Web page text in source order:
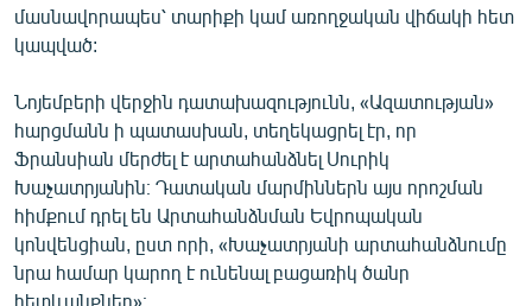
Русский
«Ազատության» բոլոր կայքերը
մասնավորապես՝ տարիքի կամ առողջական վիճակի հետ
կապված:
Նոյեմբերի վերջին դատախազությունն, «Ազատության»
հարցմանն ի պատասխան, տեղեկացրել էր, որ
Ֆրանսիան մերժել է արտահանձնել Սուրիկ
Խաչատրյանին։ Դատական մարմիններն այս որոշման
հիմքում դրել են Արտահանձնման Եվրոպական
կոնվենցիան, ըստ որի, «Խաչատրյանի արտահանձնումը
նրա համար կարող է ունենալ բացառիկ ծանր
հետևանքներ»։